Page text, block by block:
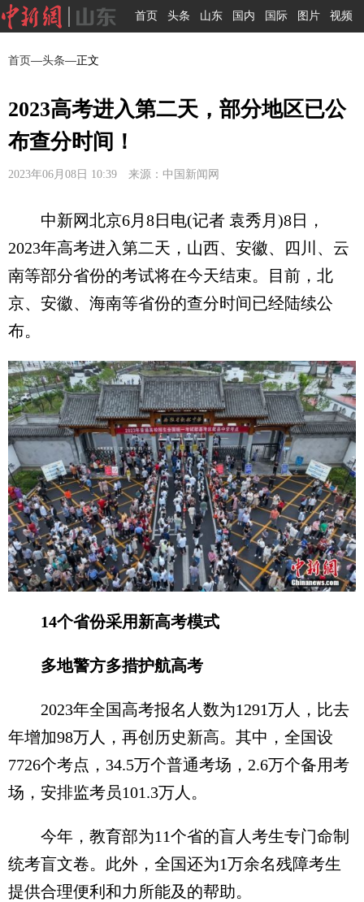
首页 头条 山东 国内 国际 图片 视频
首页—头条—正文
2023高考进入第二天，部分地区已公
布查分时间！
2023年06月08日 10:39 来源：中国新闻网
中新网北京6月8日电(记者 袁秀月)8日，
2023年高考进入第二天，山西、安徽、四川、云
南等部分省份的考试将在今天结束。目前，北
京、安徽、海南等省份的查分时间已经陆续公
布。
14个省份采用新高考模式
多地警方多措护航高考
2023年全国高考报名人数为1291万人，比去
年增加98万人，再创历史新高。其中，全国设
7726个考点，34.5万个普通考场，2.6万个备用考
场，安排监考员101.3万人。
今年，教育部为11个省的盲人考生专门命制
统考盲文卷。此外，全国还为1万余名残障考生
提供合理便利和力所能及的帮助。